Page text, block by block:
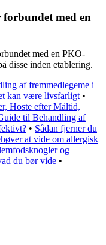
med en
med en PKO-
disse inden etablering.
af fremmedlegeme i
kan være livsfarligt •
Hoste efter Måltid,
til Behandling af
• Sådan fjerner du
at vide om allergisk
og
du bør vide •